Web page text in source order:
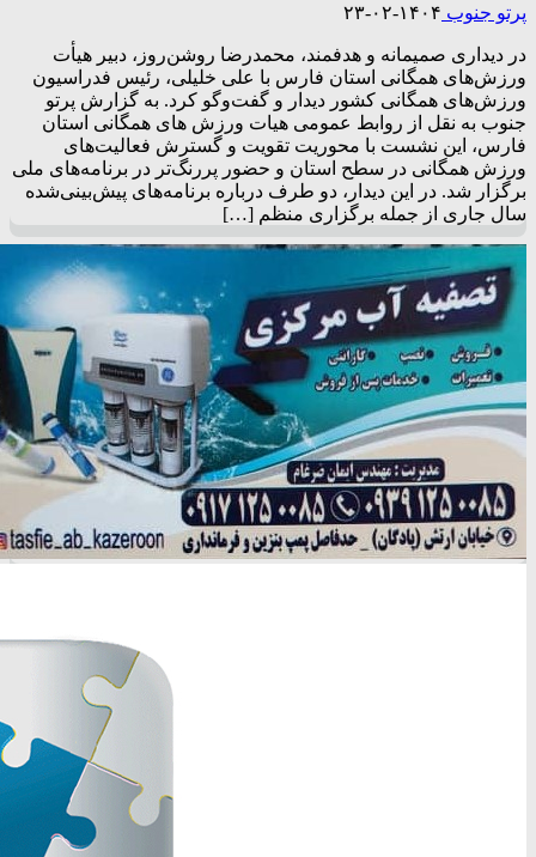
پرتو جنوب ۱۴۰۴-۰۲-۲۳
در دیداری صمیمانه و هدفمند، محمدرضا روشن‌روز، دبیر هیأت
ورزش‌های همگانی استان فارس با علی خلیلی، رئیس فدراسیون
ورزش‌های همگانی کشور دیدار و گفت‌وگو کرد. به گزارش پرتو
جنوب به نقل از روابط عمومی هیات ورزش های همگانی استان
فارس، این نشست با محوریت تقویت و گسترش فعالیت‌های
ورزش همگانی در سطح استان و حضور پررنگ‌تر در برنامه‌های ملی
برگزار شد. در این دیدار، دو طرف درباره برنامه‌های پیش‌بینی‌شده
سال جاری از جمله برگزاری منظم […]